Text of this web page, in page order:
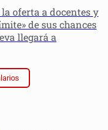
oferta a docentes y
de sus chances
llegará a